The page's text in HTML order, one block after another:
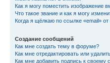
Как я могу поместить изображение
Что такое звание и как я могу
Когда я щёлкаю по ссылке «email»
Создание сообщений
Как мне создать тему в форуме?
Как мне отредактировать или
Как мне добавить подпись к своему